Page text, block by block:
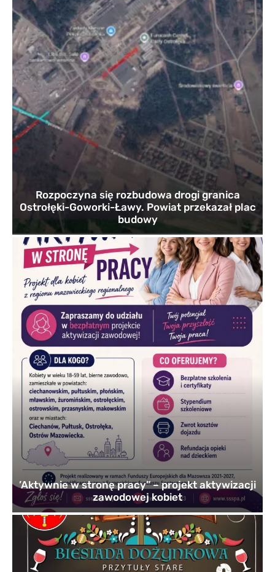
Rozpoczyna się rozbudowa drogi granica
Ostrołęki-Goworki-Ławy. Powiat przekazał plac
budowy
’Aktywnie w stronę pracy” – projekt aktywizacji
zawodowej kobiet